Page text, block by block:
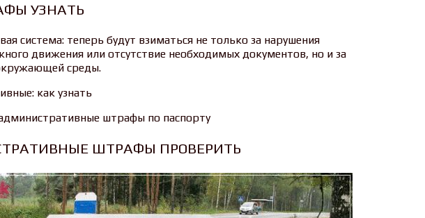
УЗНАТЬ
система: теперь будут взиматься не только за нарушения
движения или отсутствие необходимых документов, но и за
среды.
как узнать
ШТРАФЫ ПРОВЕРИТЬ